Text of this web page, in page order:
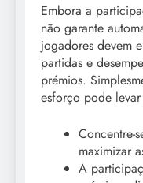
Embora a
não garante
jogadores devem
partidas e
prémios.
esforço pode
Concentre-
maximizar
A